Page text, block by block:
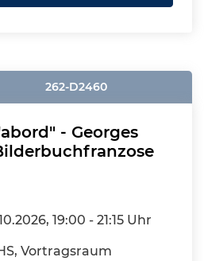
262-D2460
- Georges
19:00 - 21:15 Uhr
Vortragsraum